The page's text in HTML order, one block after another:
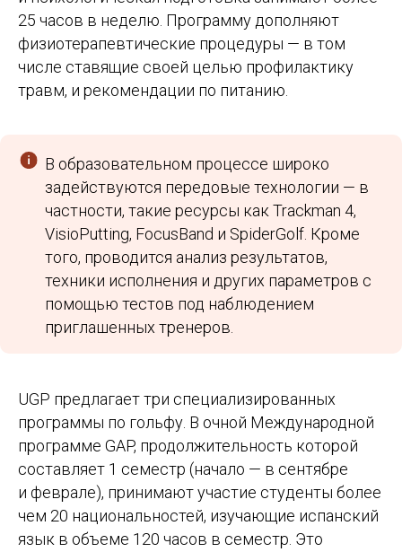
25 часов в неделю. Программу дополняют
физиотерапевтические процедуры — в том
числе ставящие своей целью профилактику
травм, и рекомендации по питанию.
В образовательном процессе широко
задействуются передовые технологии — в
частности, такие ресурсы как Trackman 4,
VisioPutting, FocusBand и SpiderGolf. Кроме
того, проводится анализ результатов,
техники исполнения и других параметров с
помощью тестов под наблюдением
приглашенных тренеров.
UGP предлагает три специализированных
программы по гольфу. В очной Международной
программе GAP, продолжительность которой
составляет 1 семестр (начало — в сентябре
и феврале), принимают участие студенты более
чем 20 национальностей, изучающие испанский
язык в объеме 120 часов в семестр. Это